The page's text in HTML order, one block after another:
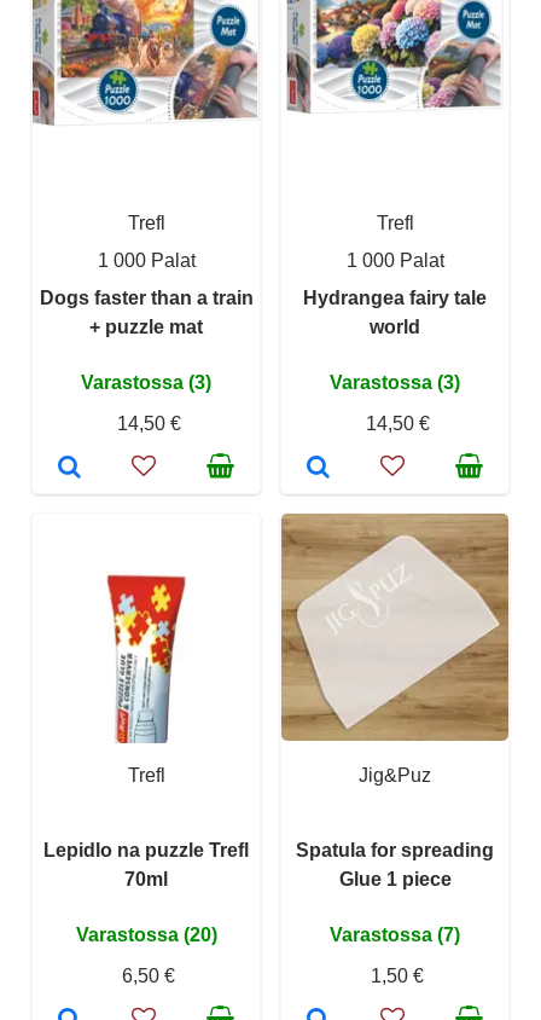
Trefl
1 000 Palat
Dogs faster than a train
+ puzzle mat
Varastossa (3)
14,50 €
Trefl
1 000 Palat
Hydrangea fairy tale
world
Varastossa (3)
14,50 €
Trefl
Lepidlo na puzzle Trefl
70ml
Varastossa (20)
6,50 €
Jig&Puz
Spatula for spreading
Glue 1 piece
Varastossa (7)
1,50 €